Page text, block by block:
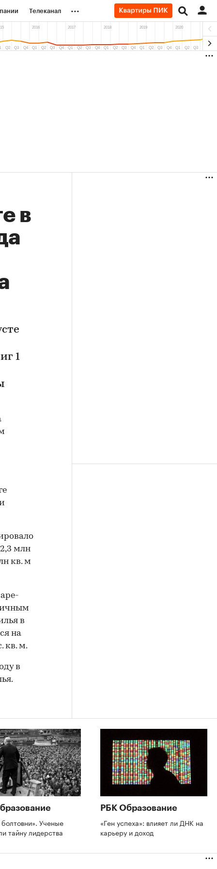
Телеканал ...
в
1
млн
кв. м
в
на
кв. м.
в
болтовни». Ученые
тайну лидерства
РБК Образование
«Ген успеха»: влияет ли ДНК на
карьеру и доход